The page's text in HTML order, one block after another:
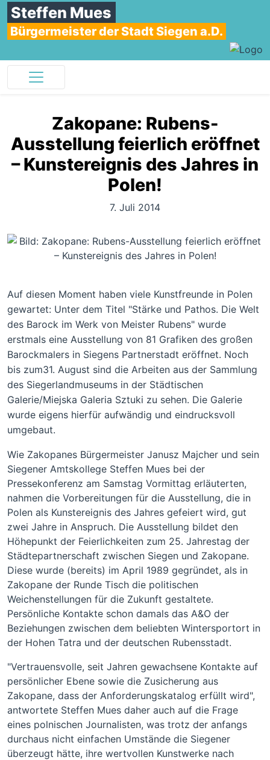
Steffen Mues
Bürgermeister der Stadt Siegen a.D.
Zakopane: Rubens-
Ausstellung feierlich eröffnet
– Kunstereignis des Jahres in
Polen!
7. Juli 2014
Auf diesen Moment haben viele Kunstfreunde in Polen
gewartet: Unter dem Titel "Stärke und Pathos. Die Welt
des Barock im Werk von Meister Rubens" wurde
erstmals eine Ausstellung von 81 Grafiken des großen
Barockmalers in Siegens Partnerstadt eröffnet. Noch
bis zum31. August sind die Arbeiten aus der Sammlung
des Siegerlandmuseums in der Städtischen
Galerie/Miejska Galeria Sztuki zu sehen. Die Galerie
wurde eigens hierfür aufwändig und eindrucksvoll
umgebaut.
Wie Zakopanes Bürgermeister Janusz Majcher und sein
Siegener Amtskollege Steffen Mues bei der
Pressekonferenz am Samstag Vormittag erläuterten,
nahmen die Vorbereitungen für die Ausstellung, die in
Polen als Kunstereignis des Jahres gefeiert wird, gut
zwei Jahre in Anspruch. Die Ausstellung bildet den
Höhepunkt der Feierlichkeiten zum 25. Jahrestag der
Städtepartnerschaft zwischen Siegen und Zakopane.
Diese wurde (bereits) im April 1989 gegründet, als in
Zakopane der Runde Tisch die politischen
Weichenstellungen für die Zukunft gestaltete.
Persönliche Kontakte schon damals das A&O der
Beziehungen zwischen dem beliebten Wintersportort in
der Hohen Tatra und der deutschen Rubensstadt.
"Vertrauensvolle, seit Jahren gewachsene Kontakte auf
persönlicher Ebene sowie die Zusicherung aus
Zakopane, dass der Anforderungskatalog erfüllt wird",
antwortete Steffen Mues daher auch auf die Frage
eines polnischen Journalisten, was trotz der anfangs
durchaus nicht einfachen Umstände die Siegener
überzeugt hätte, ihre wertvollen Kunstwerke nach